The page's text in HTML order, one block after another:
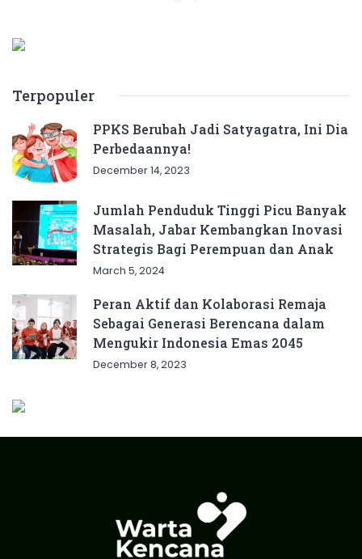
Terpopuler
PPKS Berubah Jadi Satyagatra, Ini Dia
Perbedaannya!
December 14, 2023
Jumlah Penduduk Tinggi Picu Banyak
Masalah, Jabar Kembangkan Inovasi
Strategis Bagi Perempuan dan Anak
March 5, 2024
Peran Aktif dan Kolaborasi Remaja
Sebagai Generasi Berencana dalam
Mengukir Indonesia Emas 2045
December 8, 2023